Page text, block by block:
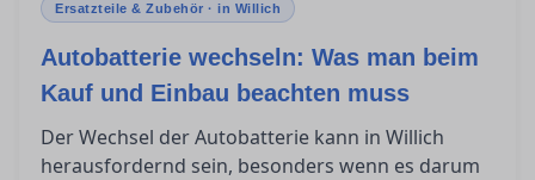
Ersatzteile & Zubehör · in Willich
Autobatterie wechseln: Was man beim
Kauf und Einbau beachten muss
Der Wechsel der Autobatterie kann in Willich
herausfordernd sein, besonders wenn es darum